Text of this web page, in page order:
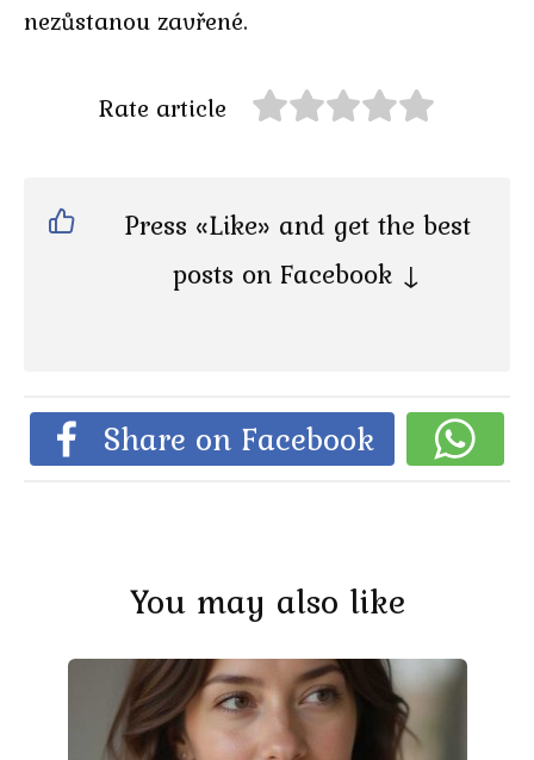
nezůstanou zavřené.
Rate article
Press «Like» and get the best
posts on Facebook ↓
Share on Facebook
You may also like